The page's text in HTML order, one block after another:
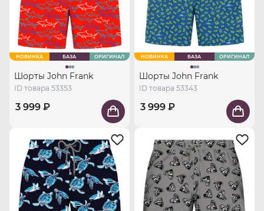
НОВИНКА БАЗА ОРИГИНАЛ
Шорты John Frank
ID товара 53353
3 999 ₽
НОВИНКА БАЗА ОРИГИНАЛ
Шорты John Frank
ID товара 53343
3 999 ₽